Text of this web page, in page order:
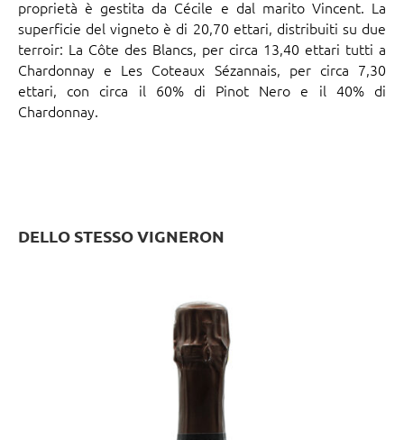
proprietà è gestita da Cécile e dal marito Vincent. La
superficie del vigneto è di 20,70 ettari, distribuiti su due
terroir: La Côte des Blancs, per circa 13,40 ettari tutti a
Chardonnay e Les Coteaux Sézannais, per circa 7,30
ettari, con circa il 60% di Pinot Nero e il 40% di
Chardonnay.
DELLO STESSO VIGNERON